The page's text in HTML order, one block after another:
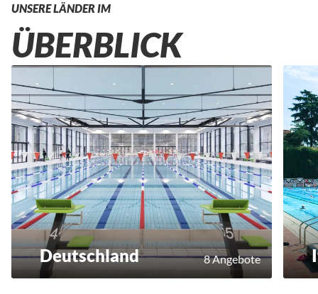
UNSERE LÄNDER IM
ÜBERBLICK
Deutschland 8 Angebote